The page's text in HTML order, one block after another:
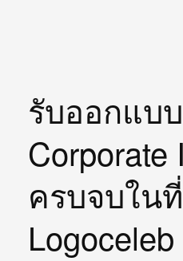
รับออกแบ
Corporate
ครบจบใน
Logoceleb